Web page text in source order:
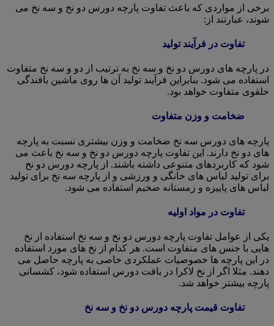
برخی از مواردی که باعث تفاوت پارچه دورس دو نخ و سه نخ می
شوند، عبارتند از:
تفاوت در فرآیند تولید
در پارچه های دورس دو نخ و سه نخ به ترتیب از دو و سه نخ متفاوت
استفاده می شود. بنابراین فرآیند تولید آن ها روی ماشین بافندگی
حلقوی متفاوت خواهد بود.
ضخامت و وزن متفاوت
پارچه های دورس سه نخ ضخامت و وزن بیشتری نسبت به پارچه
های دو نخ دارند. این تفاوت پارچه دورس دو نخ و سه نخ باعث می
شود که کاربردهای متنوعی داشته باشند. از پارچه دورس دو نخ
برای تولید لباس های خانگی و ورزشی و از پارچه سه نخ برای تولید
لباس های پاییزه و زمستانه ضخیم استفاده می شود.
تفاوت در مواد اولیه
یکی از عوامل تفاوت پارچه دورس دو نخ و سه نخ استفاده از نخ
هایی با جنس های متفاوت است. هر کدام از نخ های مورد استفاده
در این پارچه ها خصوصیات عملکردی خاصی به پارچه حاصل می
دهند. مثلا اگر از نخ لاکرا در بافت دورس استفاده شود، کشسانی
پارچه بیشتر خواهد شد.
تفاوت قیمت پارچه دورس دو نخ و سه نخ